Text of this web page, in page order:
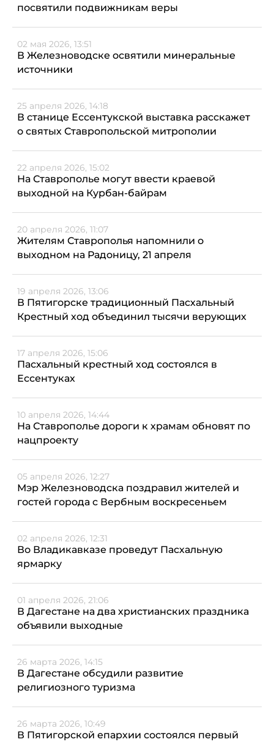
посвятили подвижникам веры
02 мая 2026, 13:51
В Железноводске освятили минеральные
источники
25 апреля 2026, 14:18
В станице Ессентукской выставка расскажет
о святых Ставропольской митрополии
22 апреля 2026, 15:02
На Ставрополье могут ввести краевой
выходной на Курбан-байрам
20 апреля 2026, 11:07
Жителям Ставрополья напомнили о
выходном на Радоницу, 21 апреля
19 апреля 2026, 13:06
В Пятигорске традиционный Пасхальный
Крестный ход объединил тысячи верующих
17 апреля 2026, 15:06
Пасхальный крестный ход состоялся в
Ессентуках
10 апреля 2026, 14:44
На Ставрополье дороги к храмам обновят по
нацпроекту
05 апреля 2026, 12:27
Мэр Железноводска поздравил жителей и
гостей города с Вербным воскресеньем
02 апреля 2026, 12:31
Во Владикавказе проведут Пасхальную
ярмарку
01 апреля 2026, 21:06
В Дагестане на два христианских праздника
объявили выходные
26 марта 2026, 14:15
В Дагестане обсудили развитие
религиозного туризма
26 марта 2026, 10:49
В Пятигорской епархии состоялся первый